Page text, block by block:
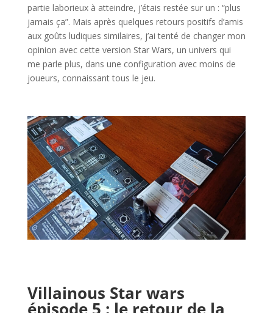
partie laborieux à atteindre, j’étais restée sur un : “plus
jamais ça”. Mais après quelques retours positifs d’amis
aux goûts ludiques similaires, j’ai tenté de changer mon
opinion avec cette version Star Wars, un univers qui
me parle plus, dans une configuration avec moins de
joueurs, connaissant tous le jeu.
Villainous Star wars